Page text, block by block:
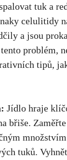
tuk a
celulitidy
a jsou
problém,
tipů,
Jídlo hraje
břiše.
tuků.